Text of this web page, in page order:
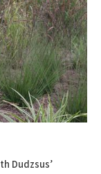
Dudzsus’